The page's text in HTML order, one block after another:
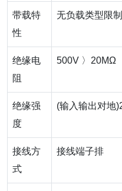
带载特
性
无负载类型限
绝缘电
阻
500V 〉20MΩ
绝缘强
度
(输入输出对地
接线方
式
接线端子排